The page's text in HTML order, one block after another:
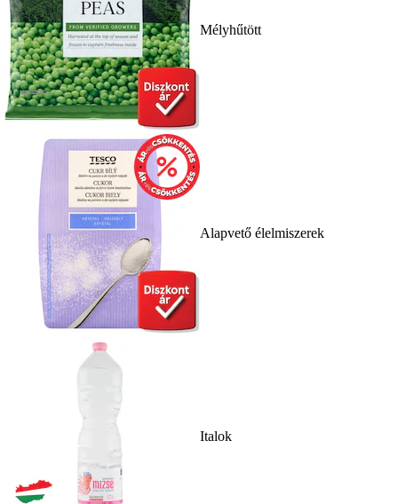
Mélyhűtött
Alapvető élelmiszerek
Italok